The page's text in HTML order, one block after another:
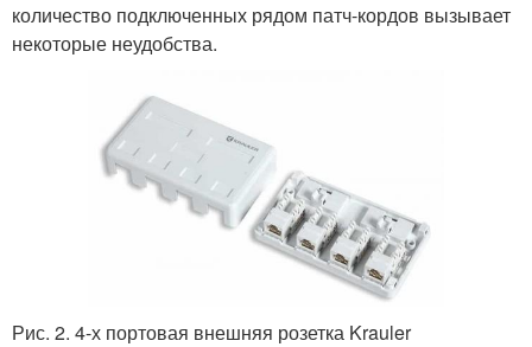
количество подключенных рядом патч-кордов вызывает
некоторые неудобства.
Рис. 2. 4-х портовая внешняя розетка Krauler